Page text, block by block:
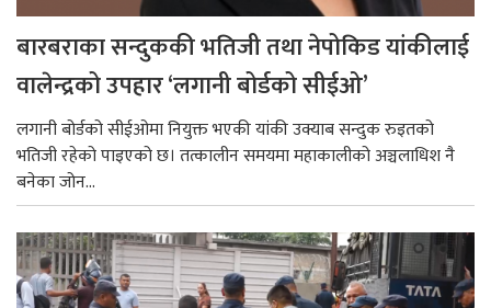
बारबराका सन्दुककी भतिजी तथा नेपोकिड यांकीलाई
वालेन्द्रको उपहार ‘लगानी बोर्डको सीईओ’
लगानी बोर्डको सीईओमा नियुक्त भएकी यांकी उक्याब सन्दुक रुइतको
भतिजी रहेको पाइएको छ। तत्कालीन समयमा महाकालीको अञ्चलाधिश नै
बनेका जोन...